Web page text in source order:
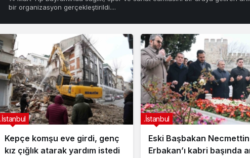
bir organizasyon gerçekleştirildi....
.İstanbul
Eski Başbakan Necmettin
Erbakan’ı kabri başında anıldı
.İstanbul
Zeytinburnu’nda 6 katlı
binadan alevler yükseldi